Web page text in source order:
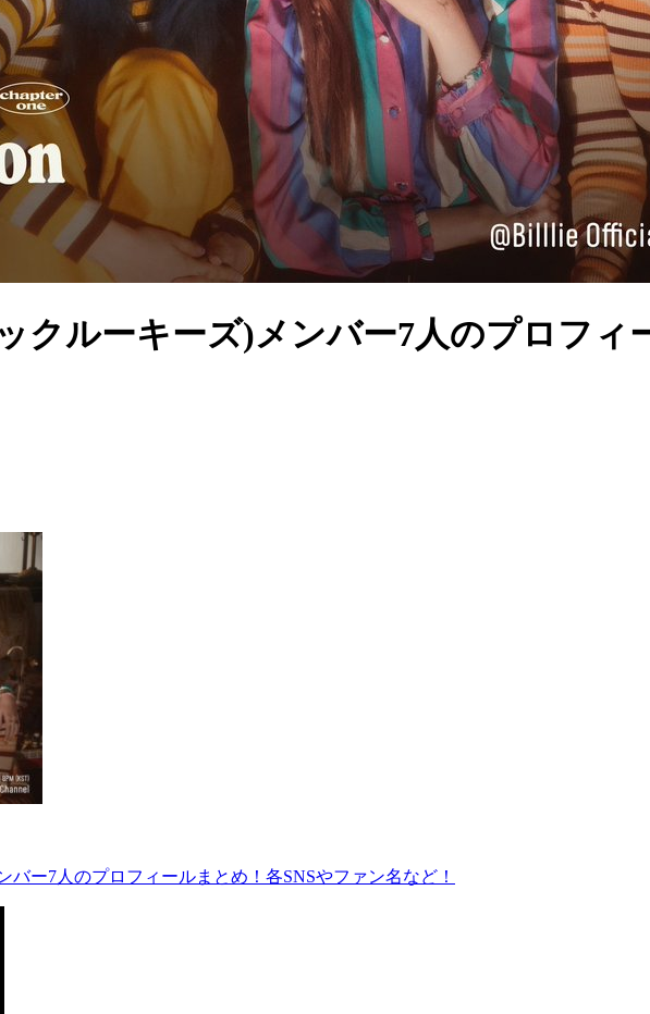
クルーキーズ)メンバー7人のプロフィ
ー7人のプロフィールまとめ！各SNSやファン名など！